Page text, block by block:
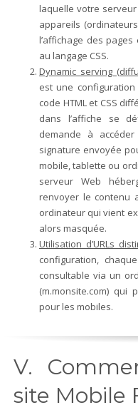
laquelle votre
appareils
l’affichage des
au langage CSS.
Dynamic serving
est une
code HTML et CSS
dans l’affiche se
demande à
signature envoyée
mobile, tablette ou
serveur Web
renvoyer le contenu
ordinateur qui vient
alors masquée.
Utilisation d’URLs
configuration,
consultable via un
(m.monsite.com) qui
pour les mobiles.
V.
site Mobile